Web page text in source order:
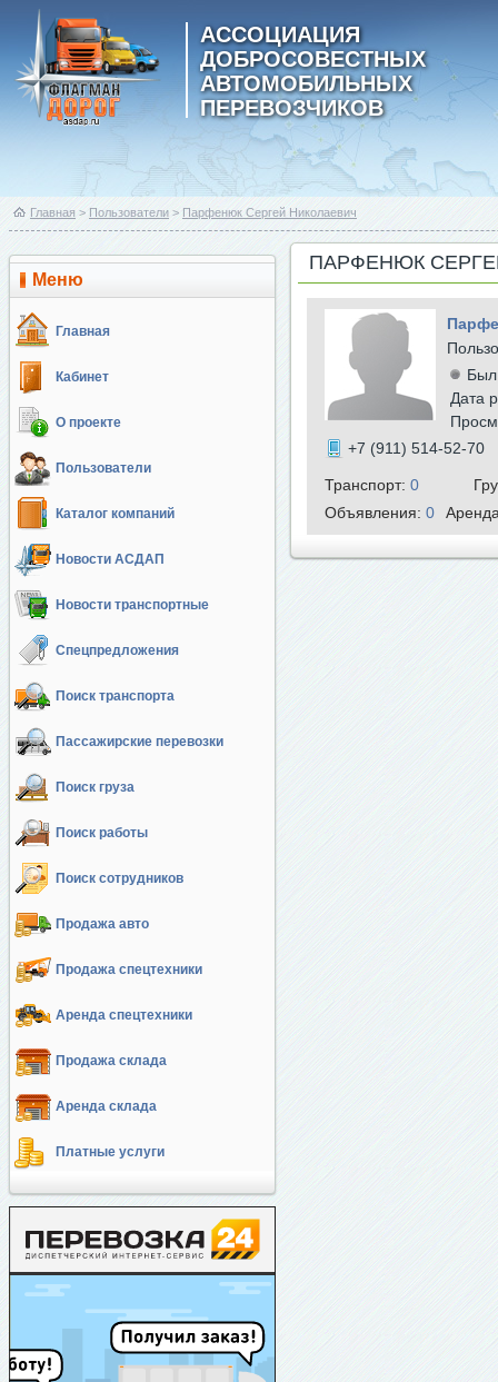
АССОЦИАЦИЯ
ДОБРОСОВЕСТНЫХ
АВТОМОБИЛЬНЫХ
ПЕРЕВОЗЧИКОВ
Главная > Пользователи > Парфенюк Сергей Николаевич
Меню
Главная
Кабинет
О проекте
Пользователи
Каталог компаний
Новости АСДАП
Новости транспортные
Спецпредложения
Поиск транспорта
Пассажирские перевозки
Поиск груза
Поиск работы
Поиск сотрудников
Продажа авто
Продажа спецтехники
Аренда спецтехники
Продажа склада
Аренда склада
Платные услуги
ПАРФЕНЮК
Был
Дата
+7 (911) 514-52-70
Транспорт: 0
Объявления: 0